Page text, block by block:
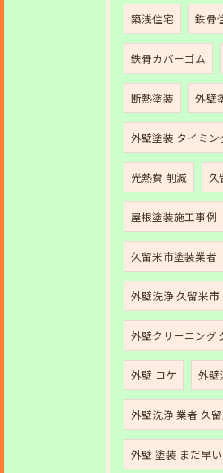
築浅住宅 鉄骨
鉄骨カバーゴム
断熱塗装 外壁
外壁塗装 タイミン
光熱費 削減 久
屋根塗装施工事例
久留米市塗装業者
外壁洗浄 久留米市
外壁クリーニング
外壁 コケ 外壁
外壁洗浄 業者 久
外壁 塗装 まだ早い